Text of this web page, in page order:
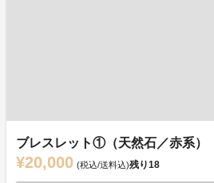
ブレスレット①（天然石／赤系
¥20,000 (税込/送料込)残り18